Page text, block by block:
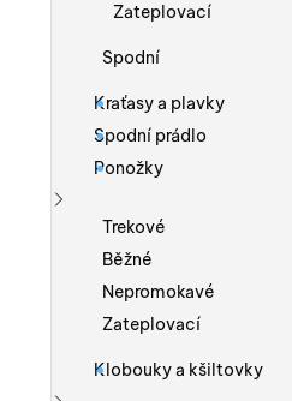
Zateplovací
Spodní
Kraťasy a plavky
Spodní prádlo
Ponožky
Zobrazit více
Trekové
Běžné
Nepromokavé
Zateplovací
Klobouky a kšiltovky